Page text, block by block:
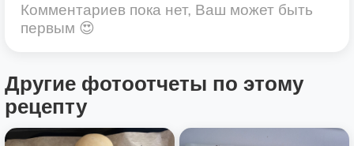
Комментариев пока нет, Ваш может быть
первым 😍
Другие фотоотчеты по этому
рецепту